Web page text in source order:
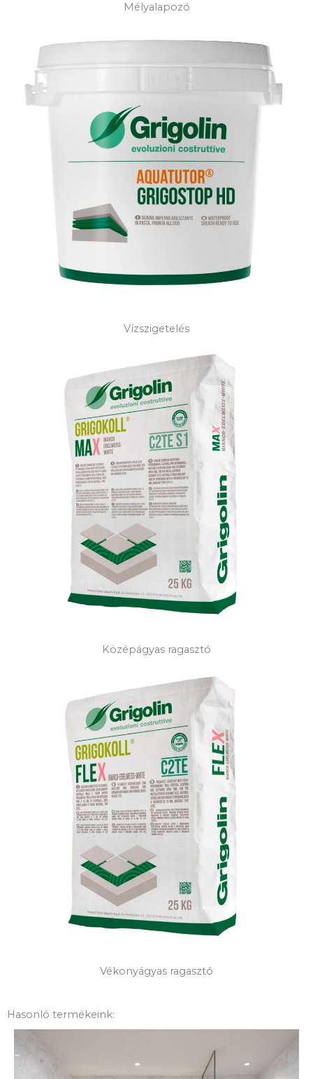
Mélyalapozó
Vízszigetelés
Középágyas ragasztó
Vékonyágyas ragasztó
Hasonló termékeink: